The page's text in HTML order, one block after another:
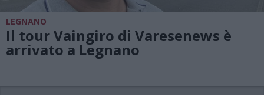
LEGNANO
Il tour Vaingiro di Varesenews è
arrivato a Legnano